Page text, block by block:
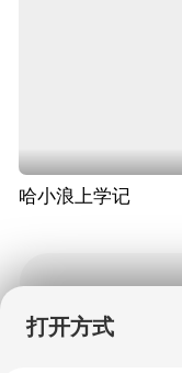
哈小浪上学记
打开方式